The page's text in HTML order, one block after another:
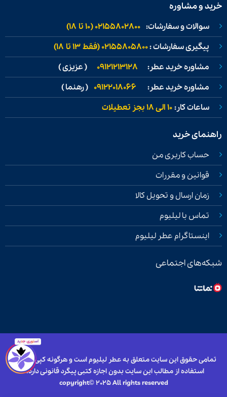
خرید و مشاوره
سوالات و سفارشات: 02155802800 (۱۰ تا ۱۸)
پیگیری سفارشات :02155805800 (فقط ۱۳ تا ۱۸)
مشاوره خرید عطر: 09121213128 ( عزیزی )
مشاوره خرید عطر: 09122018066 ( رهنما )
ساعات کار:۱۰ الی ۱۸ بجز تعطیلات
راهنمای خرید
حساب کاربری من
قوانین و مقررات
زمان ارسال و تحویل کالا
تماس با لیلیوم
اینستاگرام عطر لیلیوم
شبکه‌های اجتماعی
تمامی حقوق این سایت متعلق به عطر لیلیوم است و هرگونه کپی برداری و
استفاده از مطالب این سایت بدون اجازه کتبی پیگرد قانونی دارد.
copyright© 2025 All rights reserved